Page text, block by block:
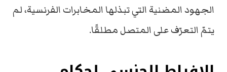
الجهود المضنية التي تبذلها المخابرات الفرنسية، لم
يتمّ التعرّف على المتصل مطلقًا.